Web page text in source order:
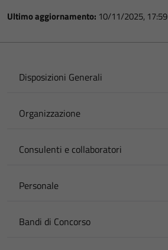
Ultimo aggiornamento: 10/11/2025, 17:59
Disposizioni Generali
Organizzazione
Consulenti e collaboratori
Personale
Bandi di Concorso